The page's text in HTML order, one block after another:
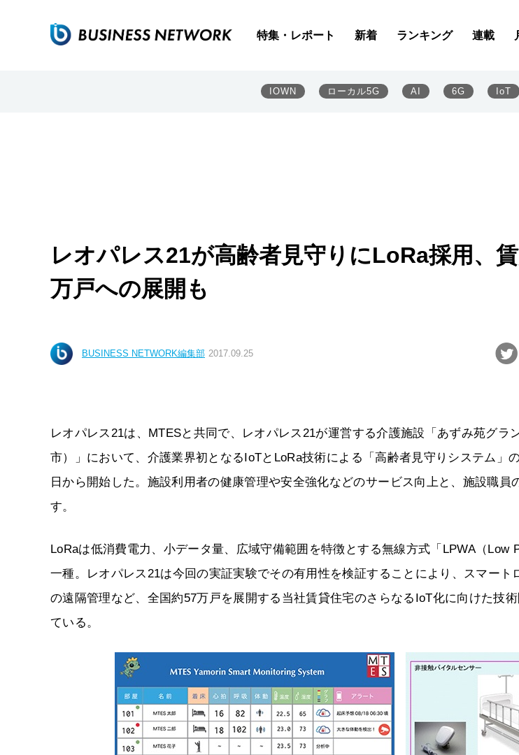
特集・レポート 新着 ランキング 連載
IOWN ローカル5G AI 6G IoT
レオパレス21が高齢者見守りにLoRa採用、
万戸への展開も
BUSINESS NETWORK編集部 2017.09.25
レオパレス21は、MTESと共同で、レオパレス21が運営する介護施設「あずみ苑グラ
市）」において、介護業界初となるIoTとLoRa技術による「高齢者見守りシステム」
日から開始した。施設利用者の健康管理や安全強化などのサービス向上と、施設職員
す。
LoRaは低消費電力、小データ量、広域守備範囲を特徴とする無線方式「LPWA（Low
一種。レオパレス21は今回の実証実験でその有用性を検証することにより、スマート
の遠隔管理など、全国約57万戸を展開する当社賃貸住宅のさらなるIoT化に向けた技
ている。